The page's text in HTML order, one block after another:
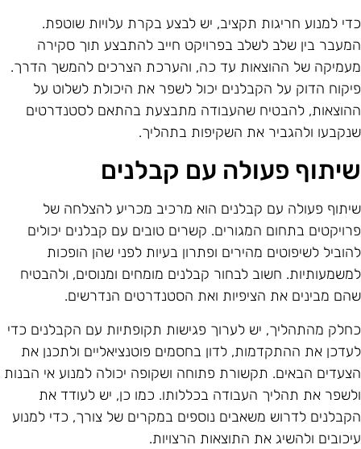
למנוע חריגות תקציב, יש לבצע בקרת עלויות שוטפת.
בין שלב לשלב בפרויקט חייב להתבצע תוך סקירה
של ההוצאות עד כה, והערכת הצרכים להמשך הדרך.
הדוק על הקבלנים יכול לשפר את היכולת לשלוט על
להבטיח שהעבודה מתבצעת בהתאם לסטנדרטים
ולהגביר את השקיפות בתהליך.
פעולה עם קבלנים
פעולה עם קבלנים הוא מרכיב מכריע להצלחה של
בתחום המגורים. קשרים טובים עם קבלנים יכולים
לשיפוטים מהירים ופתרון בעיות לפני שהן הופכות
חשוב לבחור קבלנים מומחים ומנוסים, ולהבטיח
מבינים את הציפיות ואת הסטנדרטים הנדרשים.
מהתהליך, יש לערוך פגישות תקופתיות עם הקבלנים כדי
את ההתקדמות, לדון בחסמים פוטנציאליים ולתכנן את
הבאים. תקשורת פתוחה ושקופה יכולה למנוע אי הבנות
את תהליך העבודה בכללותו. כמו כן, יש לעודד את
לדרוש משאבים נוספים במקרים של צורך, כדי למנוע
ולהשיג את התוצאות הרצויות.